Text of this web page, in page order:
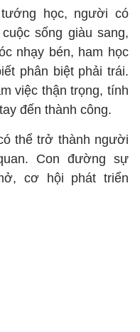
học, người có
sống giàu sang,
nhạy bén, ham học
phân biệt phải trái.
việc thận trọng, tính
đến thành công.
thể trở thành người
Con đường sự
cơ hội phát triển